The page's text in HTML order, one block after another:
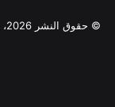
© حقوق النشر 2026، جميع الحقوق محفوظة |